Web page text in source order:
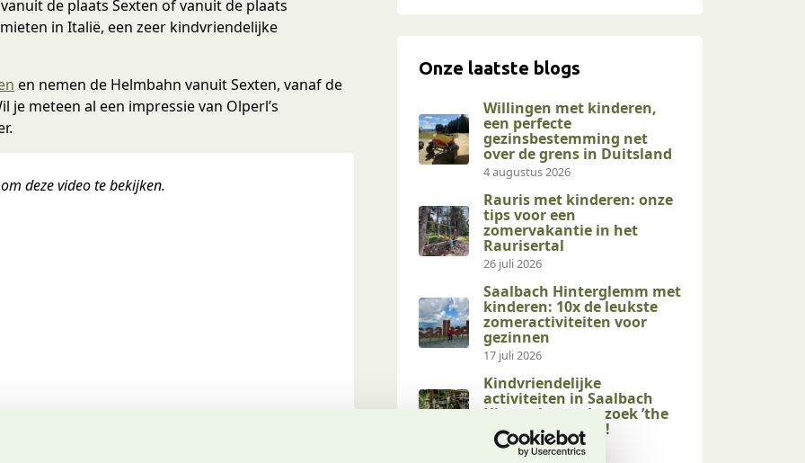
de plaats Sexten of vanuit de plaats
in Italië, een zeer kindvriendelijke
en nemen de Helmbahn vanuit Sexten, vanaf de
je meteen al een impressie van Olperl’s
deze video te bekijken.
Onze laatste blogs
Willingen met kinderen,
een perfecte
gezinsbestemming net
over de grens in Duitsland
4 augustus 2026
Rauris met kinderen: onze
tips voor een
zomervakantie in het
Raurisertal
26 juli 2026
Saalbach Hinterglemm met
kinderen: 10x de leukste
zomeractiviteiten voor
gezinnen
17 juli 2026
Kindvriendelijke
activiteiten in Saalbach
Hinterglemm: bezoek ’the
end of the valley’!
17 juli 2026